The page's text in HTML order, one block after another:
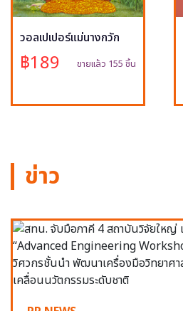
วอลเปเปอร์แม่นางกวัก
฿189 ขายแล้ว 155 ชิ้น
ข่าว